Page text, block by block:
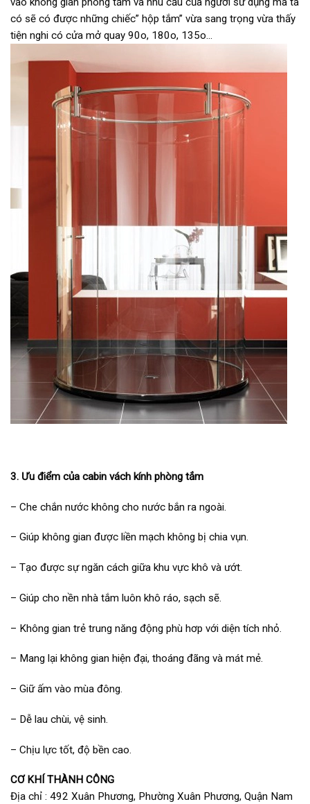
có sẽ có được những chiếc” hộp tắm” vừa sang trọng vừa thấy
tiện nghi có cửa mở quay 90o, 180o, 135o…
3. Ưu điểm của cabin vách kính phòng tắm
– Che chắn nước không cho nước bắn ra ngoài.
– Giúp không gian được liền mạch không bị chia vụn.
– Tạo được sự ngăn cách giữa khu vực khô và ướt.
– Giúp cho nền nhà tắm luôn khô ráo, sạch sẽ.
– Không gian trẻ trung năng động phù hơp với diện tích nhỏ.
– Mang lại không gian hiện đại, thoáng đãng và mát mẻ.
– Giữ ấm vào mùa đông.
– Dễ lau chùi, vệ sinh.
– Chịu lực tốt, độ bền cao.
CƠ KHÍ THÀNH CÔNG
Địa chỉ : 492 Xuân Phương, Phường Xuân Phương, Quận Nam